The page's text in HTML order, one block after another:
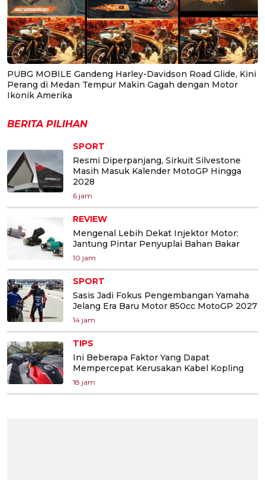
PUBG MOBILE Gandeng Harley-Davidson Road Glide, Kini
Perang di Medan Tempur Makin Gagah dengan Motor
Ikonik Amerika
BERITA PILIHAN
SPORT
Resmi Diperpanjang, Sirkuit Silvestone
Masih Masuk Kalender MotoGP Hingga
2028
6 jam
REVIEW
Mengenal Lebih Dekat Injektor Motor:
Jantung Pintar Penyuplai Bahan Bakar
10 jam
SPORT
Sasis Jadi Fokus Pengembangan Yamaha
Jelang Era Baru Motor 850cc MotoGP 2027
14 jam
TIPS
Ini Beberapa Faktor Yang Dapat
Mempercepat Kerusakan Kabel Kopling
18 jam